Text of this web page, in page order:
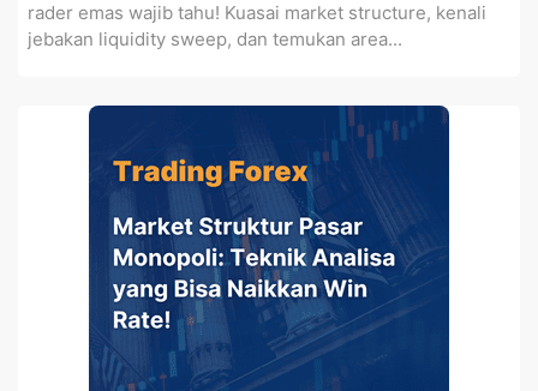
rader emas wajib tahu! Kuasai market structure, kenali
jebakan liquidity sweep, dan temukan area...